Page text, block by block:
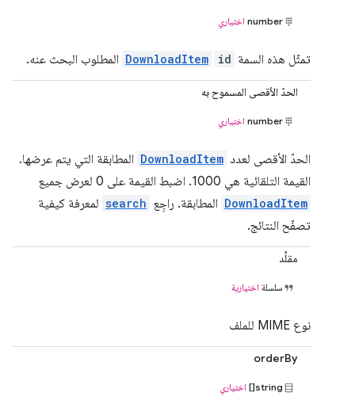
number اختياري
تمثّل هذه السمة id
DownloadItem المطلوب البحث عنه.
الحدّ الأقصى المسموح به
number اختياري
الحدّ الأقصى لعدد DownloadItem المطابقة التي يتم عرضها.
القيمة التلقائية هي 1000. اضبط القيمة على 0 لعرض جميع
DownloadItem المطابقة. راجِع search لمعرفة كيفية
تصفّح النتائج.
مقلِّد
سلسلة اختيارية
نوع MIME للملف
orderBy
string[] اختياري